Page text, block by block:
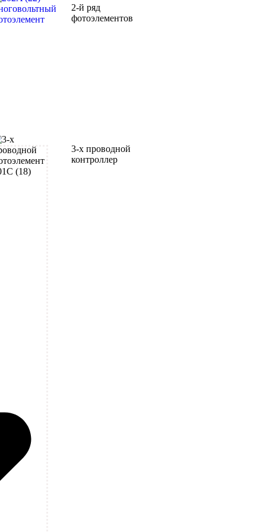
2-й ряд
фотоэлементов
3-х проводной
контроллер